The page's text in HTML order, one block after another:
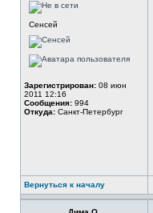
Сенсей
Зарегистрирован: 08 июн
2011 12:16
Сообщения: 994
Откуда: Санкт-Петербург
Вернуться к началу